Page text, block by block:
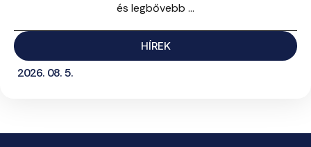
és legbővebb ...
HÍREK
2026. 08. 5.